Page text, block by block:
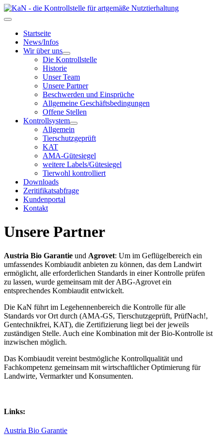
Startseite
News/Infos
Wir über uns
Die Kontrollstelle
Historie
Unser Team
Unsere Partner
Beschwerden und Einsprüche
Allgemeine Geschäftsbedingungen
Offene Stellen
Kontrollsystem
Allgemein
Tierschutzgeprüft
KAT
AMA-Gütesiegel
weitere Labels/Gütesiegel
Tierwohl kontrolliert
Downloads
Zeritifikatsabfrage
Kundenportal
Kontakt
Unsere Partner
Austria Bio Garantie und Agrovet: Um im Geflügelbereich ein
umfassendes Kombiaudit anbieten zu können, das dem Landwirt
ermöglicht, alle erforderlichen Standards in einer Kontrolle prüfen
zu lassen, wurde gemeinsam mit der ABG-Agrovet ein
entsprechendes Kombiaudit entwickelt.
Die KaN führt im Legehennenbereich die Kontrolle für alle
Standards vor Ort durch (AMA-GS, Tierschutzgeprüft, PrüfNach!,
Gentechnikfrei, KAT), die Zertifizierung liegt bei der jeweils
zuständigen Stelle. Auch eine Kombination mit der Bio-Kontrolle ist
inzwischen möglich.
Das Kombiaudit vereint bestmögliche Kontrollqualität und
Fachkompetenz gemeinsam mit wirtschaftlicher Optimierung für
Landwirte, Vermarkter und Konsumenten.
Links:
Austria Bio Garantie